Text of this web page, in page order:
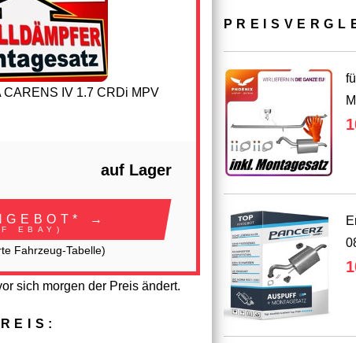
CARENS IV 1.7 CRDi MPV
auf Lager
→
EBAY)
Fahrzeug-Tabelle)
sich morgen der Preis ändert.